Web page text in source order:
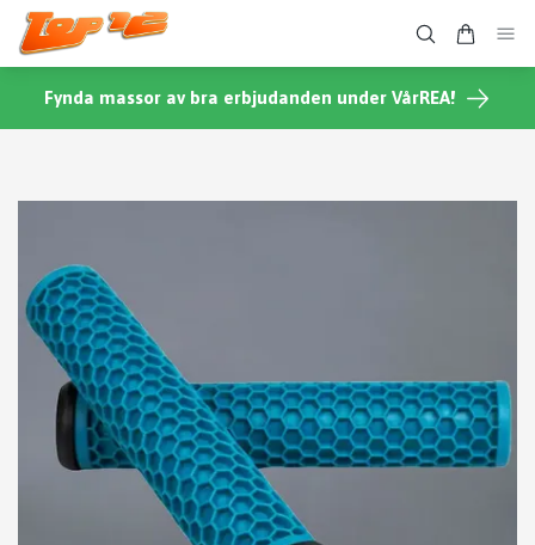
Fynda massor av bra erbjudanden under VårREA!